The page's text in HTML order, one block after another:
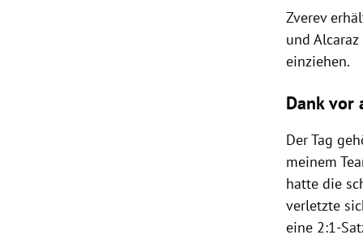
Zverev
und
einziehen.
Dank vor
Der Tag
meinem
hatte die
verletzte
eine 2:1-